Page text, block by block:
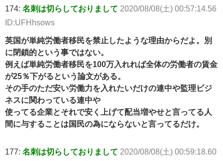
174: 名刺は切らしておりまして 2020/08/08(土) 00:57:14.56
ID:UFHhsows
英国が単純労働者移民を禁止したような理由からだよ。別
に閉鎖的という事ではない。
例えば単純労働者移民を100万入れれば全体の労働者の賃金
が25％下がるという論文がある。
その手のただ安い労働力を入れたいだけの連中や監理ビジ
ネスに関わっている連中や
使ってる企業とそれで安く上げて配当増やせと言ってる人
間に与することは国民の為にならないと言ってるだけ。
177: 名刺は切らしておりまして 2020/08/08(土) 00:59:18.60